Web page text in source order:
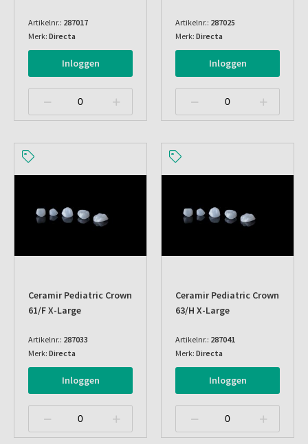
Artikelnr.: 287017
Merk: Directa
Inloggen
Artikelnr.: 287025
Merk: Directa
Inloggen
Ceramir Pediatric Crown
61/f X-Large
Artikelnr.: 287033
Merk: Directa
Inloggen
Ceramir Pediatric Crown
63/h X-Large
Artikelnr.: 287041
Merk: Directa
Inloggen